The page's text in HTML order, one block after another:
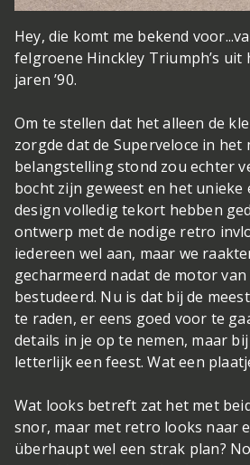
Hey, die komt me bekend voor...
felgroene Hinckley Triumph’s uit
jaren ’90.
Om te stellen dat het alleen de
zorgde dat de Superveloce in het
belangstelling stond zou echter
bocht zijn geweest en het unieke
design volledig tekort hebben
ontwerp met de nodige retro
iedereen wel aan, maar we
gecharmeerd nadat de motor
bestudeerd. Nu is dat bij de
te raden, er eens goed voor te
details in je op te nemen, maar
letterlijk een feest. Wat een
Wat looks betreft zat het met
snor, maar met retro looks naar
überhaupt wel een strak plan?